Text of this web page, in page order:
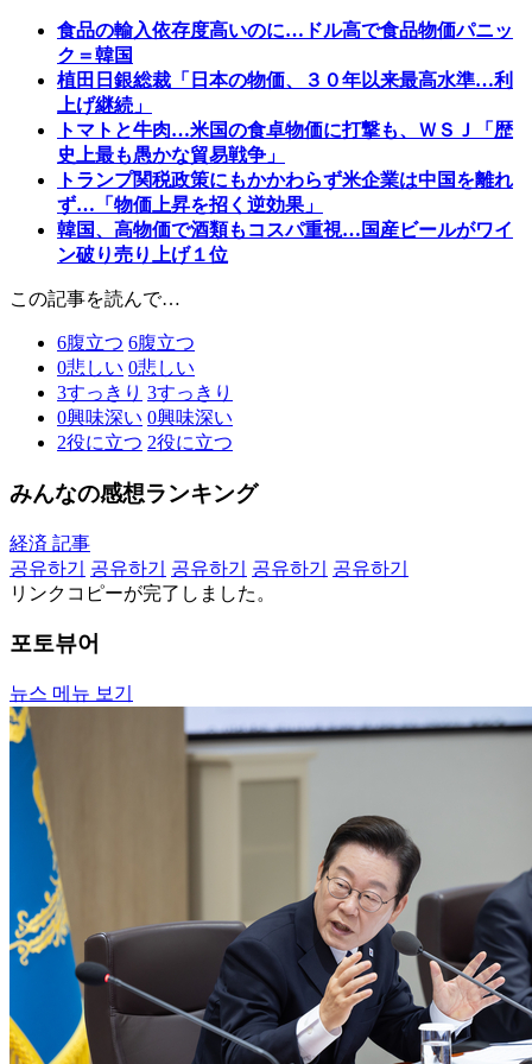
食品の輸入依存度高いのに…ドル高で食品物価パニッ
ク＝韓国
植田日銀総裁「日本の物価、３０年以来最高水準…利
上げ継続」
トマトと牛肉…米国の食卓物価に打撃も、ＷＳＪ「歴
史上最も愚かな貿易戦争」
トランプ関税政策にもかかわらず米企業は中国を離れ
ず…「物価上昇を招く逆効果」
韓国、高物価で酒類もコスパ重視…国産ビールがワイ
ン破り売り上げ１位
この記事を読んで…
6腹立つ 6腹立つ
0悲しい 0悲しい
3すっきり 3すっきり
0興味深い 0興味深い
2役に立つ 2役に立つ
みんなの感想ランキング
経済 記事
공유하기
공유하기 공유하기 공유하기
공유하기
リンクコピーが完了しました。
포토뷰어
뉴스 메뉴 보기